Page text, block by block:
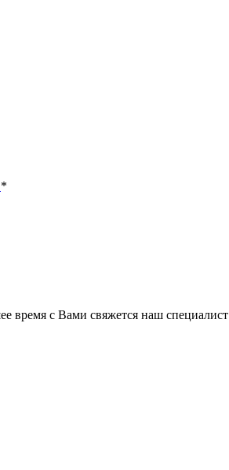
*
время с Вами свяжется наш специалист